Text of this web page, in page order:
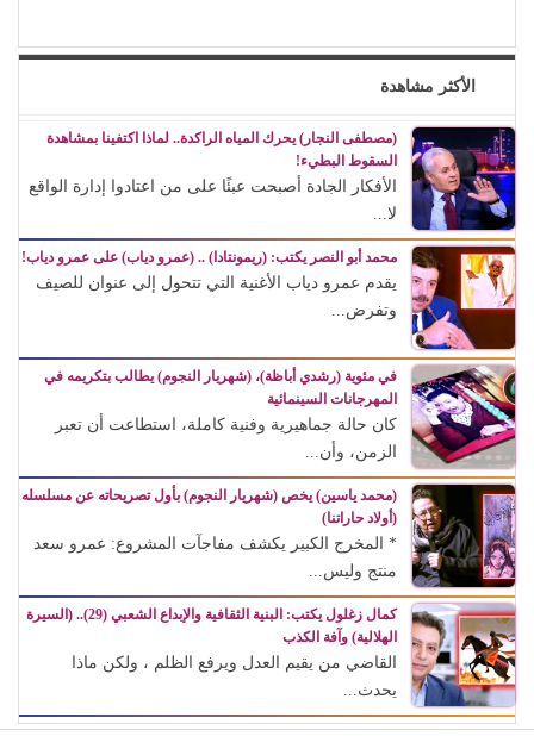
الأكثر مشاهدة
(مصطفى النجار) يحرك المياه الراكدة.. لماذا اكتفينا بمشاهدة
السقوط البطيء!
الأفكار الجادة أصبحت عبئًا على من اعتادوا إدارة الواقع
لا...
محمد أبو النصر يكتب: (ريمونتادا) .. (عمرو دياب) على عمرو دياب!
يقدم عمرو دياب الأغنية التي تتحول إلى عنوان للصيف
وتفرض...
في مئوية (رشدي أباظة)، (شهريار النجوم) يطالب بتكريمه في
المهرجانات السينمائية
كان حالة جماهيرية وفنية كاملة، استطاعت أن تعبر
الزمن، وأن...
(محمد ياسين) يخص (شهريار النجوم) بأول تصريحاته عن مسلسله
(أولاد حاراتنا)
* المخرج الكبير يكشف مفاجآت المشروع: عمرو سعد
منتج وليس...
كمال زغلول يكتب: البنية الثقافية والإبداع الشعبي (29).. (السيرة
الهلالية) وآفة الكذب
القاضي من يقيم العدل ويرفع الظلم ، ولكن ماذا
يحدث...